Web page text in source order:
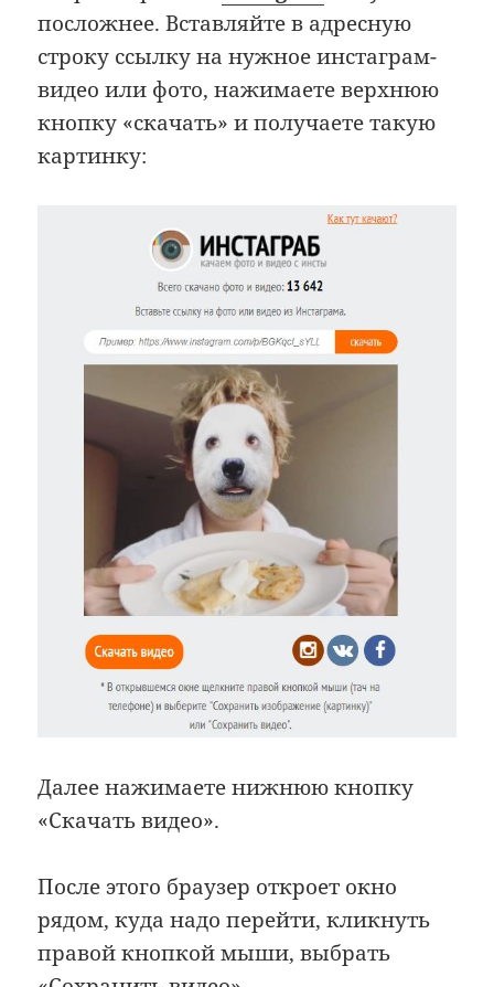
посложнее. Вставляйте в адресную
строку ссылку на нужное инстаграм-
видео или фото, нажимаете верхнюю
кнопку «скачать» и получаете такую
картинку:
Далее нажимаете нижнюю кнопку
«Скачать видео».
После этого браузер откроет окно
рядом, куда надо перейти, кликнуть
правой кнопкой мыши, выбрать